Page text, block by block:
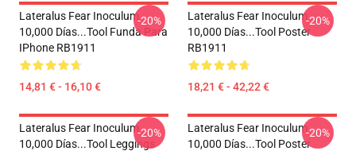
Lateralus Fear Inoculum
10,000 Días...tool Funda Para
IPhone RB1911
14,81 € - 16,10 €
-20%
Lateralus Fear Inoculum
10,000 Días...tool Poster
RB1911
18,21 € - 42,22 €
-20%
Lateralus Fear Inoculum
10,000 Días...tool Leggings
-20%
Lateralus Fear Inoculum
10,000 Días...tool Poster
-20%